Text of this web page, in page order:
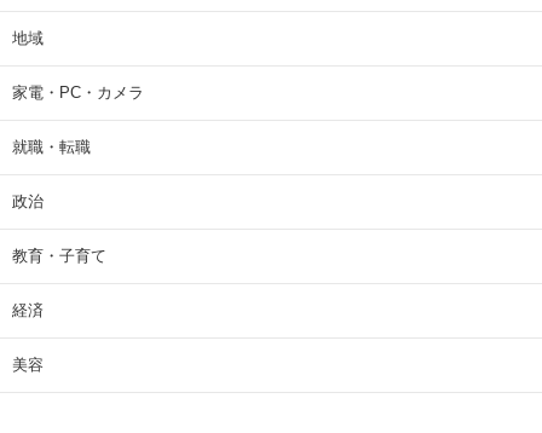
地域
家電・PC・カメラ
就職・転職
政治
教育・子育て
経済
美容